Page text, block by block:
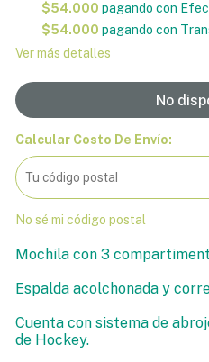
$54.000 pagando con
$54.000 pagando con
Ver más detalles
No
Calcular Costo De Envío:
No sé mi código postal
Mochila con 3
Espalda acolchonada y
Cuenta con sistema de
de Hockey.